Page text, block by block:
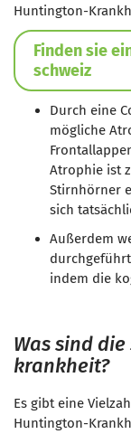
Huntington-
Finden sie
schweiz
Durch eine
mögliche
Atrophie ist
Stirnhörner
sich
Außerdem
durchgeführt
indem die
Was sind
krankheit?
Es gibt eine
Huntington-